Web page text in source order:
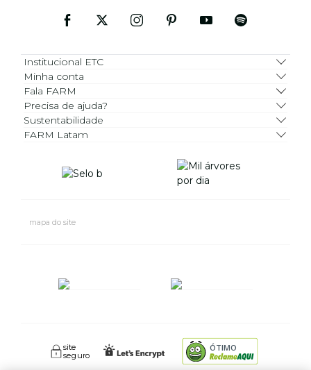
Institucional ETC
Minha conta
Fala FARM
Precisa de ajuda?
Sustentabilidade
FARM Latam
mapa do site
site
seguro
ÓTIMO